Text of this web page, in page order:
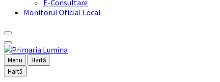
E-Consultare
Monitorul Oficial Local
Menu
Hartă
Hartă